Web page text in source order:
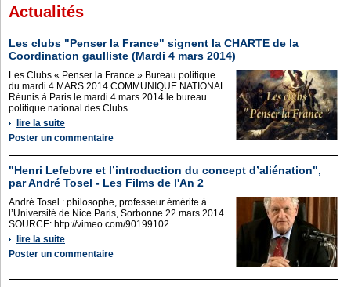
Actualités
Les clubs "Penser la France" signent la CHARTE de la
Coordination gaulliste (Mardi 4 mars 2014)
Les Clubs « Penser la France » Bureau politique
du mardi 4 MARS 2014 COMMUNIQUE NATIONAL
Réunis à Paris le mardi 4 mars 2014 le bureau
politique national des Clubs
lire la suite
Poster un commentaire
"Henri Lefebvre et l’introduction du concept d’aliénation",
par André Tosel - Les Films de l'An 2
André Tosel : philosophe, professeur émérite à
l’Université de Nice Paris, Sorbonne 22 mars 2014
SOURCE: http://vimeo.com/90199102
lire la suite
Poster un commentaire